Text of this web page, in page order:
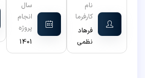
نام
کارفرما
فرهاد
نظمی
سال
انجام
پروژه
1401